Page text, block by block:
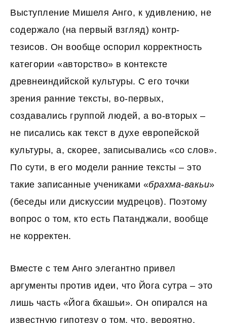
Выступление Мишеля Анго, к удивлению, не
содержало (на первый взгляд) контр-
тезисов. Он вообще оспорил корректность
категории «авторство» в контексте
древнеиндийской культуры. С его точки
зрения ранние тексты, во-первых,
создавались группой людей, а во-вторых –
не писались как текст в духе европейской
культуры, а, скорее, записывались «со слов».
По сути, в его модели ранние тексты – это
такие записанные учениками «брахма-вакьи»
(беседы или дискуссии мудрецов). Поэтому
вопрос о том, кто есть Патанджали, вообще
не корректен.
Вместе с тем Анго элегантно привел
аргументы против идеи, что Йога сутра – это
лишь часть «Йога бхашьи». Он опирался на
известную гипотезу о том, что, вероятно,